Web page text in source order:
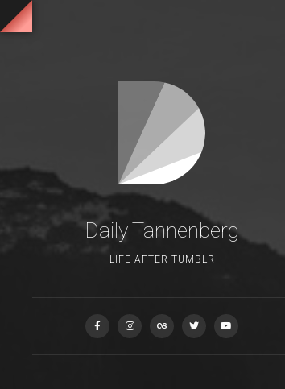
Daily Tannenberg
LIFE AFTER TUMBLR